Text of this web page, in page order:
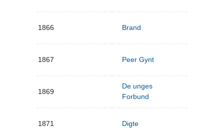
1866 Brand
1867 Peer Gynt
1869
De unges
Forbund
1871 Digte